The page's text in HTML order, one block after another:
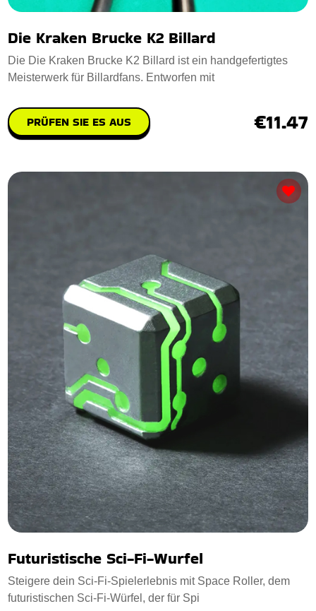
Die Kraken Brucke K2 Billard
Die Die Kraken Brucke K2 Billard ist ein handgefertigtes
Meisterwerk für Billardfans. Entworfen mit
PRÜFEN SIE ES AUS €11.47
Futuristische Sci-Fi-Wurfel
Steigere dein Sci-Fi-Spielerlebnis mit Space Roller, dem
futuristischen Sci-Fi-Würfel, der für Spi